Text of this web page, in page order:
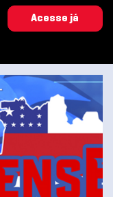
Acesse já